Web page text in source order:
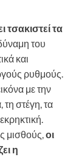
τσακιστεί τα
του
και
ρυθμούς.
με την
τη στέγη, τα
μισθούς,οι
η